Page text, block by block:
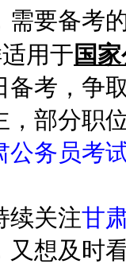
需要备考
用于国
备考，争
，部分职
公务员考
续关注甘
又想及时